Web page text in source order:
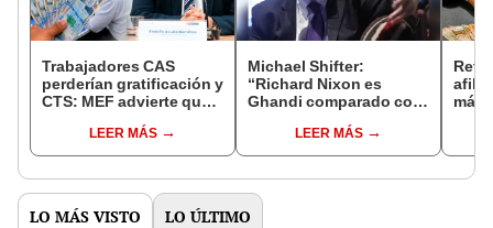
Trabajadores CAS
perderían gratificación y
CTS: MEF advierte que
aprobado por el
Congreso no recibirían
LEER MÁS
Michael Shifter:
“Richard Nixon es
Ghandi comparado con
LEER MÁS
más
LO MÁS VISTO LO ÚLTIMO